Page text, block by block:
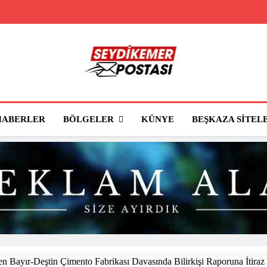
Seydikemer
BÖLGELER KÜNYE BEŞKAZA
Bayır-Deştin Çimento Fabrikası Davasında Bilirkişi Raporuna İtiraz